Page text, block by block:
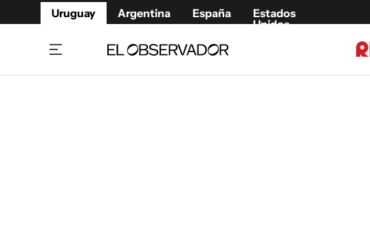
Uruguay Argentina España
Estados
Unidos